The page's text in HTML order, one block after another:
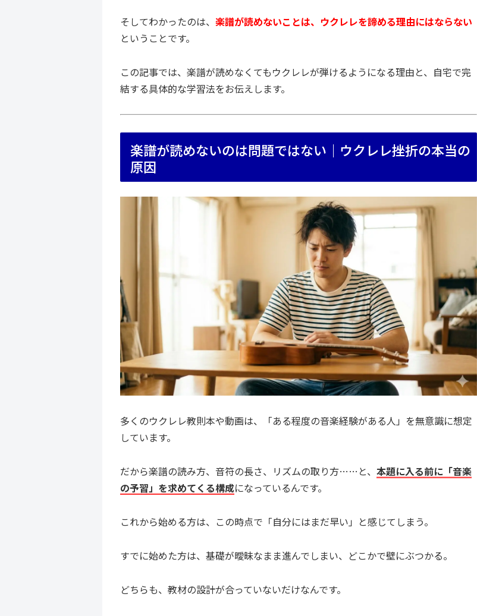
そしてわかったのは、 楽譜が読めないことは、ウクレレを諦める理由にはならない
ということです。
この記事では、楽譜が読めなくてもウクレレが弾けるようになる理由と、自宅で完
結する具体的な学習法をお伝えします。
楽譜が読めないのは問題ではない｜ウクレレ挫折の本当の
原因
多くのウクレレ教則本や動画は、「ある程度の音楽経験がある人」を無意識に想定
しています。
だから楽譜の読み方、音符の長さ、リズムの取り方……と、 本題に入る前に「音楽
の予習」を求めてくる構成になっているんです。
これから始める方は、この時点で「自分にはまだ早い」と感じてしまう。
すでに始めた方は、基礎が曖昧なまま進んでしまい、どこかで壁にぶつかる。
どちらも、教材の設計が合っていないだけなんです。